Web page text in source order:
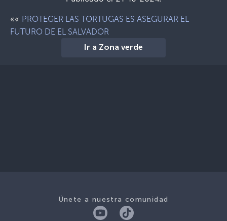
«« PROTEGER LAS TORTUGAS ES ASEGURAR EL
FUTURO DE EL SALVADOR
Ir a Zona verde
Únete a nuestra comunidad